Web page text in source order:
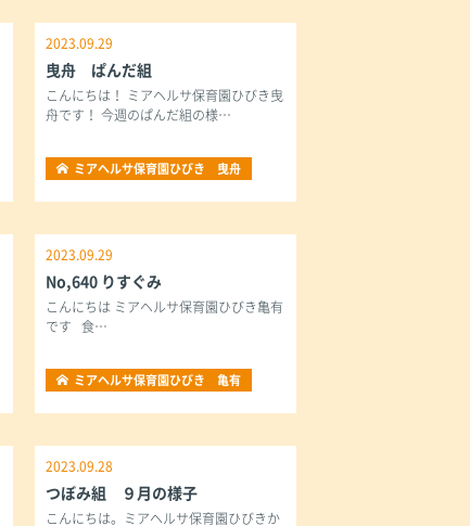
2023.09.29
曳舟 ぱんだ組
こんにちは！ ミアヘルサ保育園ひびき曳
舟です！ 今週のぱんだ組の様…
ミアヘルサ保育園ひびき 曳舟
2023.09.29
No,640 りすぐみ
こんにちは ミアヘルサ保育園ひびき亀有
です 食…
ミアヘルサ保育園ひびき 亀有
2023.09.28
つぼみ組 ９月の様子
こんにちは。ミアヘルサ保育園ひびきか